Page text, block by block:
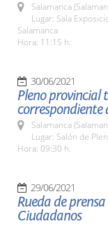
Salamanca
Lugar: Sala
Salamanca
Hora: 11:15 h.
30/06/2021
Pleno provincial
correspondiente
Salamanca
Lugar: Salón de
Hora: 09:30 h.
29/06/2021
Rueda de
Ciudadanos